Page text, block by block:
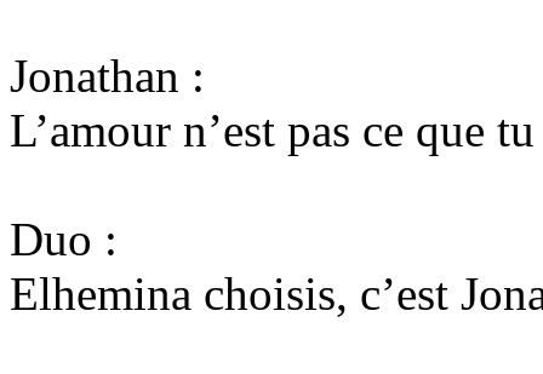
Jonathan :
L’amour n’est pas ce que
Duo :
Elhemina choisis, c’est